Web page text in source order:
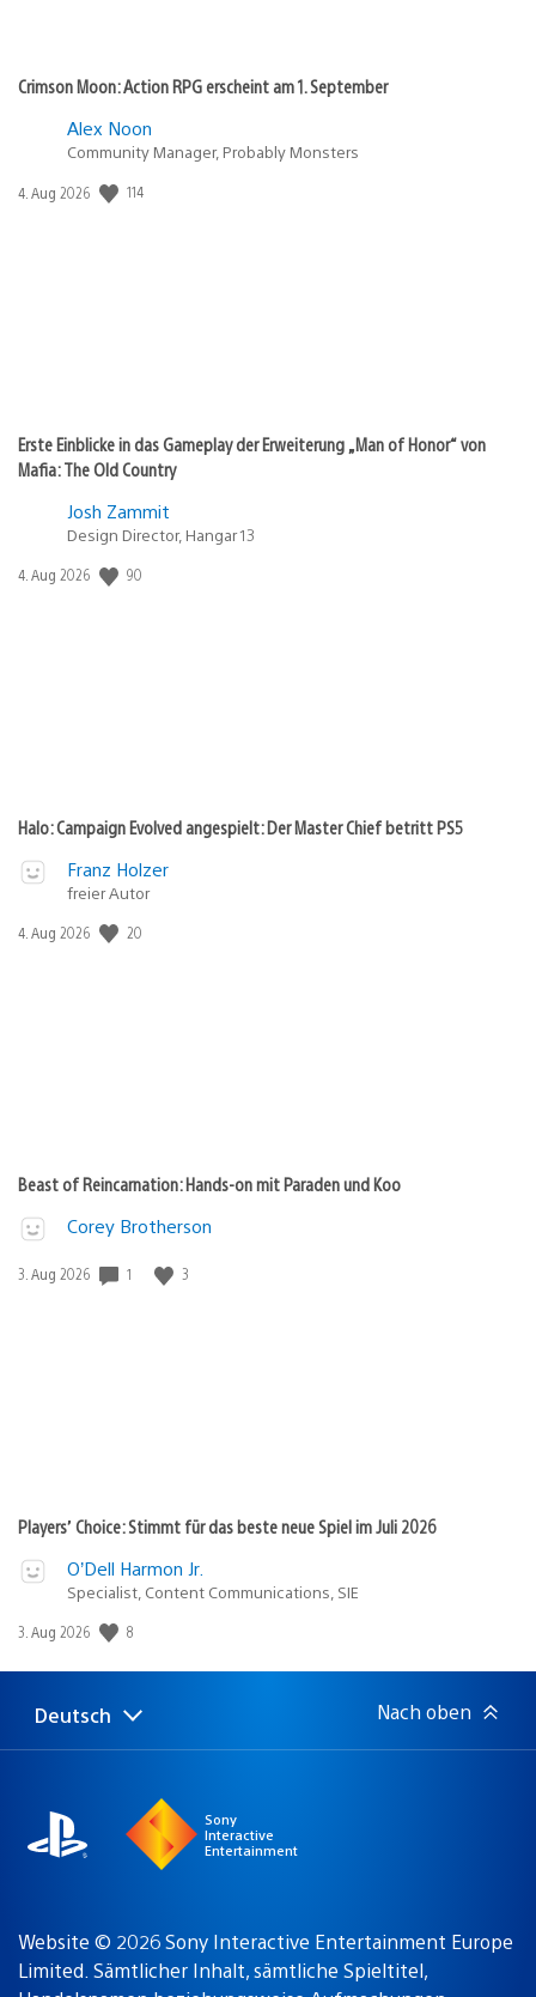
Crimson Moon: Action RPG erscheint am 1. September
Alex Noon
Community Manager, Probably Monsters
Veröffentlichungsdatum:
4. Aug 2026 114
Erste Einblicke in das Gameplay der Erweiterung „Man of Honor“ von
Mafia: The Old Country
Josh Zammit
Design Director, Hangar 13
Veröffentlichungsdatum:
4. Aug 2026 90
Halo: Campaign Evolved angespielt: Der Master Chief betritt PS5
Franz Holzer
freier Autor
Veröffentlichungsdatum:
4. Aug 2026 20
Beast of Reincarnation: Hands-on mit Paraden und Koo
Corey Brotherson
Veröffentlichungsdatum:
3. Aug 2026 1 3
Players’ Choice: Stimmt für das beste neue Spiel im Juli 2026
O’Dell Harmon Jr.
Specialist, Content Communications, SIE
Veröffentlichungsdatum:
3. Aug 2026 8
Select
Aktuelle
Deutsch Nach oben
Sony
Interactive
Entertainment
Website © 2026 Sony Interactive Entertainment Europe
Limited. Sämtlicher Inhalt, sämtliche Spieltitel,